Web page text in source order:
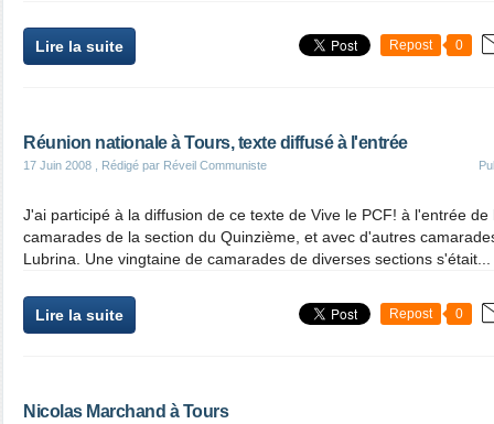
Lire la suite Repost 0
Réunion nationale à Tours, texte diffusé à l'entrée
17 Juin 2008 , Rédigé par Réveil Communiste
J'ai participé à la diffusion de ce texte de Vive le PCF! à l'entrée
camarades de la section du Quinzième, et avec d'autres
Lubrina. Une vingtaine de camarades de diverses sections s'était...
Lire la suite Repost 0
Nicolas Marchand à Tours